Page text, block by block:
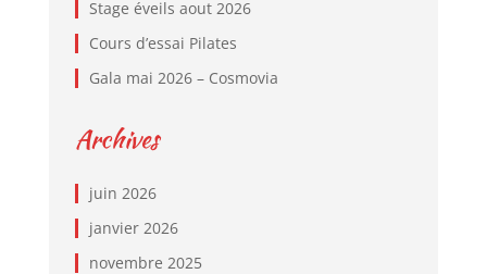
Stage éveils aout 2026
Cours d’essai Pilates
Gala mai 2026 – Cosmovia
Archives
juin 2026
janvier 2026
novembre 2025